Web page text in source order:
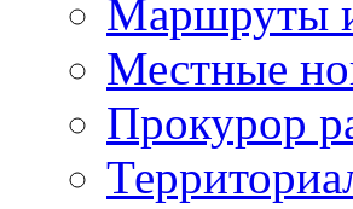
Маршруты и
Местные
Прокурор